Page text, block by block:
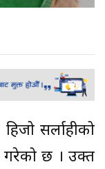
सर्लाहीको
गरेको छ । उक्त